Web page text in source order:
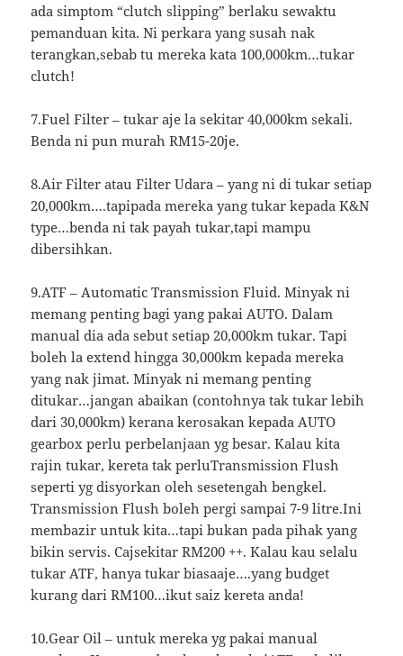
ada simptom “clutch slipping” berlaku sewaktu
pemanduan kita. Ni perkara yang susah nak
terangkan,sebab tu mereka kata 100,000km…tukar
clutch!
7.Fuel Filter – tukar aje la sekitar 40,000km sekali.
Benda ni pun murah RM15-20je.
8.Air Filter atau Filter Udara – yang ni di tukar setiap
20,000km….tapipada mereka yang tukar kepada K&N
type…benda ni tak payah tukar,tapi mampu
dibersihkan.
9.ATF – Automatic Transmission Fluid. Minyak ni
memang penting bagi yang pakai AUTO. Dalam
manual dia ada sebut setiap 20,000km tukar. Tapi
boleh la extend hingga 30,000km kepada mereka
yang nak jimat. Minyak ni memang penting
ditukar…jangan abaikan (contohnya tak tukar lebih
dari 30,000km) kerana kerosakan kepada AUTO
gearbox perlu perbelanjaan yg besar. Kalau kita
rajin tukar, kereta tak perluTransmission Flush
seperti yg disyorkan oleh sesetengah bengkel.
Transmission Flush boleh pergi sampai 7-9 litre.Ini
membazir untuk kita…tapi bukan pada pihak yang
bikin servis. Cajsekitar RM200 ++. Kalau kau selalu
tukar ATF, hanya tukar biasaaje….yang budget
kurang dari RM100…ikut saiz kereta anda!
10.Gear Oil – untuk mereka yg pakai manual